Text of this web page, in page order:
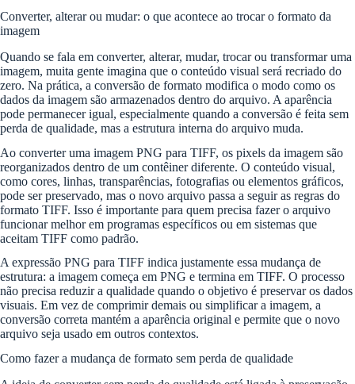
Converter, alterar ou mudar: o que acontece ao trocar o formato da
imagem
Quando se fala em converter, alterar, mudar, trocar ou transformar uma
imagem, muita gente imagina que o conteúdo visual será recriado do
zero. Na prática, a conversão de formato modifica o modo como os
dados da imagem são armazenados dentro do arquivo. A aparência
pode permanecer igual, especialmente quando a conversão é feita sem
perda de qualidade, mas a estrutura interna do arquivo muda.
Ao converter uma imagem PNG para TIFF, os pixels da imagem são
reorganizados dentro de um contêiner diferente. O conteúdo visual,
como cores, linhas, transparências, fotografias ou elementos gráficos,
pode ser preservado, mas o novo arquivo passa a seguir as regras do
formato TIFF. Isso é importante para quem precisa fazer o arquivo
funcionar melhor em programas específicos ou em sistemas que
aceitam TIFF como padrão.
A expressão PNG para TIFF indica justamente essa mudança de
estrutura: a imagem começa em PNG e termina em TIFF. O processo
não precisa reduzir a qualidade quando o objetivo é preservar os dados
visuais. Em vez de comprimir demais ou simplificar a imagem, a
conversão correta mantém a aparência original e permite que o novo
arquivo seja usado em outros contextos.
Como fazer a mudança de formato sem perda de qualidade